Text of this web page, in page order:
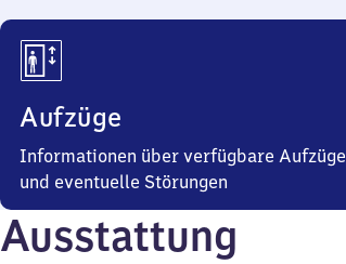
Aufzüge
Informationen über verfügbare Aufzüge
und eventuelle Störungen
Ausstattung